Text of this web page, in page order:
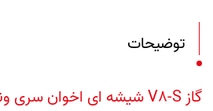
توضیحات
گاز V8-S شیشه ای اخوان سری ونوس